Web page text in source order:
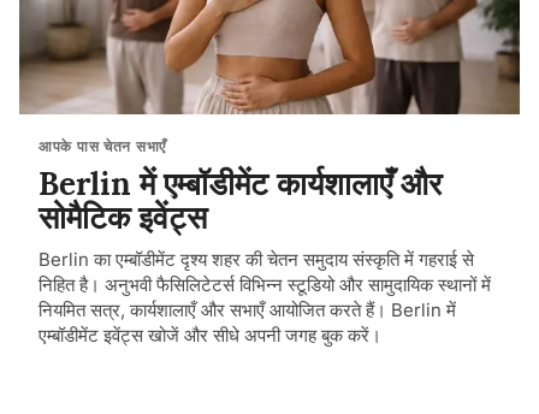
आज कलसप्ताहांत
आपके पास चेतन सभाएँ
Berlin में एम्बॉडीमेंट कार्यशालाएँ और
सोमैटिक इवेंट्स
Berlin का एम्बॉडीमेंट दृश्य शहर की चेतन समुदाय संस्कृति में गहराई से
निहित है। अनुभवी फैसिलिटेटर्स विभिन्न स्टूडियो और सामुदायिक स्थानों में
नियमित सत्र, कार्यशालाएँ और सभाएँ आयोजित करते हैं। Berlin में
एम्बॉडीमेंट इवेंट्स खोजें और सीधे अपनी जगह बुक करें।